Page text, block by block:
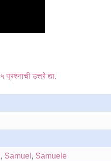
५ प्रश्नाची उत्तरे द्या.
, Samuel , Samuele